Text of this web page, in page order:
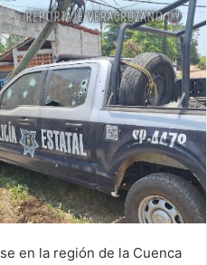
en la región de la Cuenca